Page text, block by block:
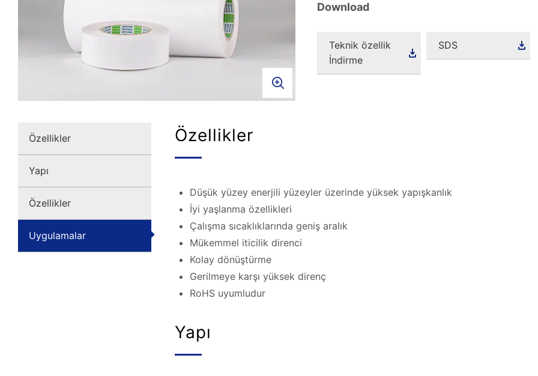
Download
Teknik özellik
İndirme
SDS
Özellikler
Yapı
Özellikler
Uygulamalar
Özellikler
Düşük yüzey enerjili yüzeyler üzerinde yüksek yapışkanlık
İyi yaşlanma özellikleri
Çalışma sıcaklıklarında geniş aralık
Mükemmel iticilik direnci
Kolay dönüştürme
Gerilmeye karşı yüksek direnç
RoHS uyumludur
Yapı